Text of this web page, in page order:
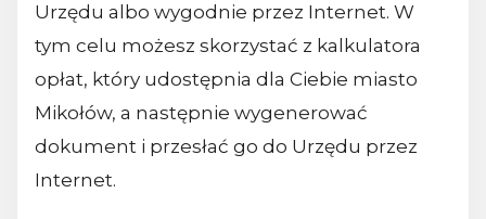
Urzędu albo wygodnie przez Internet. W
tym celu możesz skorzystać z kalkulatora
opłat, który udostępnia dla Ciebie miasto
Mikołów, a następnie wygenerować
dokument i przesłać go do Urzędu przez
Internet.